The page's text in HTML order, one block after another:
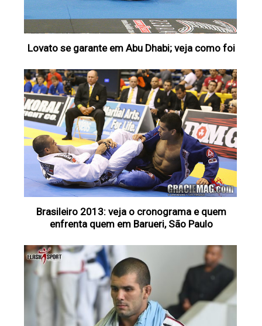
Lovato se garante em Abu Dhabi; veja como foi
Brasileiro 2013: veja o cronograma e quem
enfrenta quem em Barueri, São Paulo